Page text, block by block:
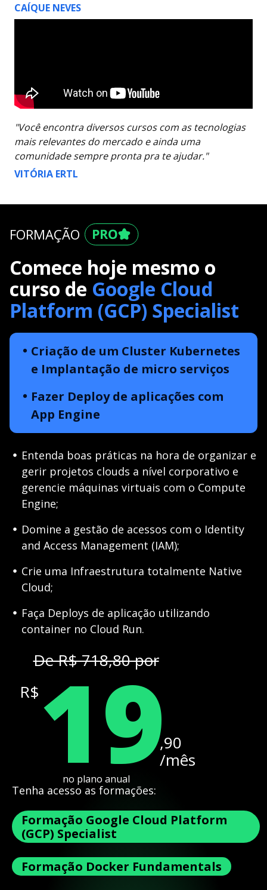
CAÍQUE NEVES
"Você encontra diversos cursos com as tecnologias
mais relevantes do mercado e ainda uma
comunidade sempre pronta pra te ajudar."
VITÓRIA ERTL
FORMAÇÃO
Comece hoje mesmo o
curso de Google Cloud
Platform (GCP) Specialist
Criação de um Cluster Kubernetes
e Implantação de micro serviços
Fazer Deploy de aplicações com
App Engine
Entenda boas práticas na hora de organizar e
gerir projetos clouds a nível corporativo e
gerencie máquinas virtuais com o Compute
Engine;
Domine a gestão de acessos com o Identity
and Access Management (IAM);
Crie uma Infraestrutura totalmente Native
Cloud;
Faça Deploys de aplicação utilizando
container no Cloud Run.
De R$ 718,80 por
R$ 19,90
/mês
no plano anual
Tenha acesso as formações:
Formação Google Cloud Platform
(GCP) Specialist
Formação Docker Fundamentals